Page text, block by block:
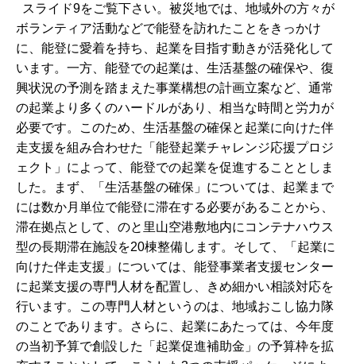
スライド9をご覧下さい。被災地では、地域外の方々が
ボランティア活動などで能登を訪れたことをきっかけ
に、能登に愛着を持ち、起業を目指す動きが活発化して
います。一方、能登での起業は、生活基盤の確保や、復
興状況の予測を踏まえた事業構想の計画立案など、通常
の起業より多くのハードルがあり、相当な時間と労力が
必要です。このため、生活基盤の確保と起業に向けた伴
走支援を組み合わせた「能登起業チャレンジ応援プロジ
ェクト」によって、能登での起業を促進することとしま
した。まず、「生活基盤の確保」については、起業まで
には数か月単位で能登に滞在する必要があることから、
滞在拠点として、のと里山空港敷地内にコンテナハウス
型の長期滞在施設を20棟整備します。そして、「起業に
向けた伴走支援」については、能登事業者支援センター
に起業支援の専門人材を配置し、きめ細かい相談対応を
行います。この専門人材というのは、地域おこし協力隊
のことであります。さらに、起業にあたっては、今年度
の当初予算で創設した「起業促進補助金」の予算枠を拡